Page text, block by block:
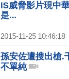
IS威脅影片現中
是...
2015-11-25 10:46:18
孫安佐遭搜出槍.
不單純